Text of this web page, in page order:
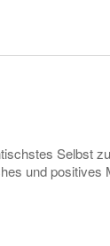
Selbst
und positives